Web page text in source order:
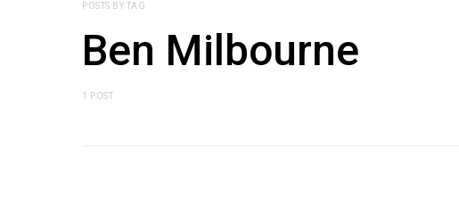
POSTS BY TAG
Ben Milbourne
1 POST